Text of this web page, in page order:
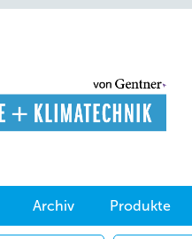
Archiv Produkte